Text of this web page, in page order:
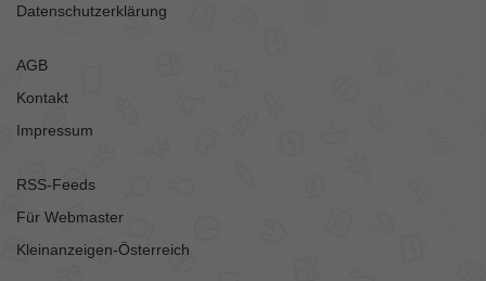
Datenschutzerklärung
AGB
Kontakt
Impressum
RSS-Feeds
Für Webmaster
Kleinanzeigen-Österreich